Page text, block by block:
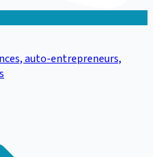
auto-entrepreneurs,